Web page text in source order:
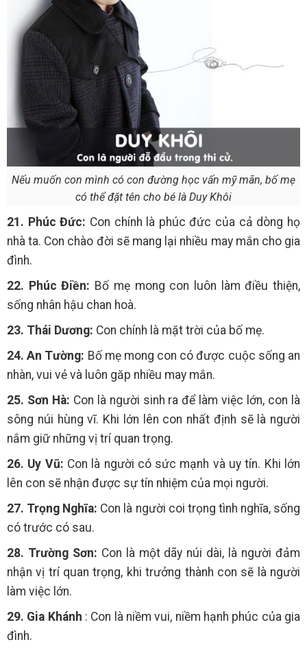
Nếu muốn con mình có con đường học vấn mỹ mãn, bố mẹ
có thể đặt tên cho bé là Duy Khôi
21. Phúc Đức: Con chính là phúc đức của cả dòng họ
nhà ta. Con chào đời sẽ mang lại nhiều may mắn cho gia
đình.
22. Phúc Điền: Bố mẹ mong con luôn làm điều thiện,
sống nhân hậu chan hoà.
23. Thái Dương: Con chính là mặt trời của bố mẹ.
24. An Tường: Bố mẹ mong con có được cuộc sống an
nhàn, vui vẻ và luôn găp nhiều may mắn.
25. Sơn Hà: Con là người sinh ra để làm việc lớn, con là
sông núi hùng vĩ. Khi lớn lên con nhất định sẽ là người
nắm giữ những vị trí quan trọng.
26. Uy Vũ: Con là người có sức mạnh và uy tín. Khi lớn
lên con sẽ nhận được sự tín nhiệm của mọi người.
27. Trọng Nghĩa: Con là người coi trọng tình nghĩa, sống
có trước có sau.
28. Trường Sơn: Con là một dãy núi dài, là người đảm
nhận vị trí quan trọng, khi trưởng thành con sẽ là người
làm việc lớn.
29. Gia Khánh : Con là niềm vui, niềm hạnh phúc của gia
đình.